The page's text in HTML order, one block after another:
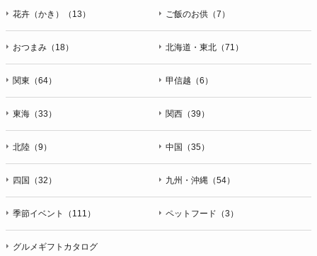
花卉（かき）（13） ご飯のお供（7）
おつまみ（18） 北海道・東北（71）
関東（64） 甲信越（6）
東海（33） 関西（39）
北陸（9） 中国（35）
四国（32） 九州・沖縄（54）
季節イベント（111） ペットフード（3）
グルメギフトカタログ